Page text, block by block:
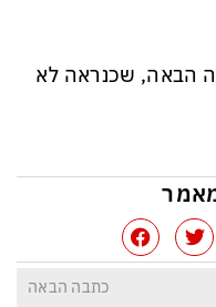
הבאה, שכנראה לא
כתבה הבאה